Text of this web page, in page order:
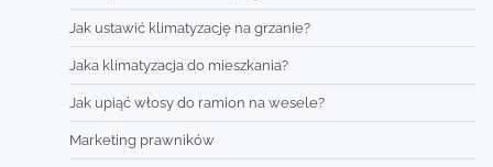
Jak ustawić klimatyzację na grzanie?
Jaka klimatyzacja do mieszkania?
Jak upiąć włosy do ramion na wesele?
Marketing prawników